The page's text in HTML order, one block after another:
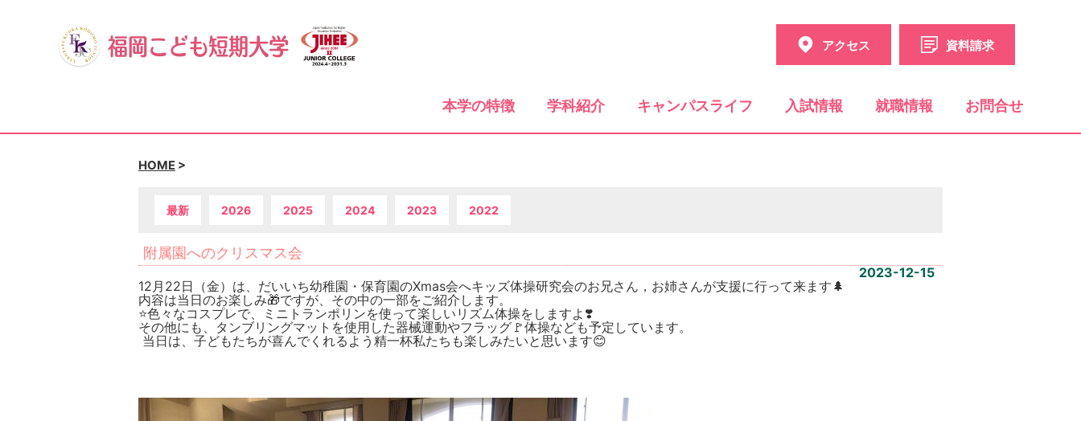
アクセス 資料請求
本学の特徴 学科紹介 キャンパスライフ 入試情報 就職情報 お問合せ
HOME >
最新 2026 2025 2024 2023 2022
附属園へのクリスマス会
2023-12-15
12月22日（金）は、だいいち幼稚園・保育園のXmas会へキッズ体操研究会のお兄さん，お姉さんが支援に行って来ます🌲
内容は当日のお楽しみ🎁ですが、その中の一部をご紹介します。
⭐️色々なコスプレで、ミニトランポリンを使って楽しいリズム体操をしますよ❣️
その他にも、タンブリングマットを使用した器械運動やフラッグ🚩体操なども予定しています。
当日は、子どもたちが喜んでくれるよう精一杯私たちも楽しみたいと思います😊